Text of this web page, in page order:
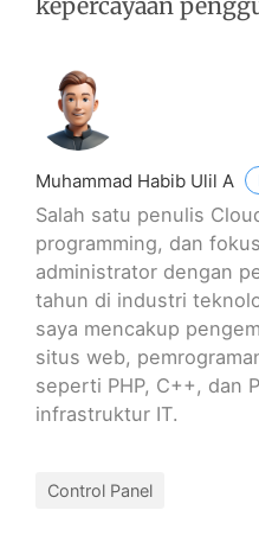
kepercayaan
Muhammad Habib Ulil A
Salah satu penulis
programming, dan
administrator dengan
tahun di industri
saya mencakup
situs web,
seperti PHP, C++, dan
infrastruktur IT.
Control Panel